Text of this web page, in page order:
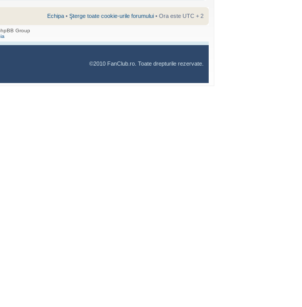
Echipa • Şterge toate cookie-urile forumului • Ora este UTC + 2
Group
©2010 FanClub.ro. Toate drepturile rezervate.